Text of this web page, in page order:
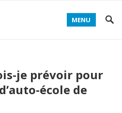
MENU
je prévoir pour
école de